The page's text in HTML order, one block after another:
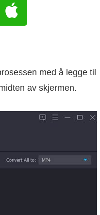
med å legge til
av skjermen.